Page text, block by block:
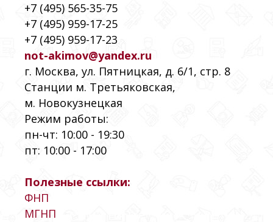
+7 (495) 565-35-75
+7 (495) 959-17-25
+7 (495) 959-17-23
not-akimov@yandex.ru
г. Москва, ул. Пятницкая, д. 6/1, стр. 8
Станции м. Третьяковская,
м. Новокузнецкая
Режим работы:
пн-чт: 10:00 - 19:30
пт: 10:00 - 17:00
Полезные ссылки:
ФНП
МГНП